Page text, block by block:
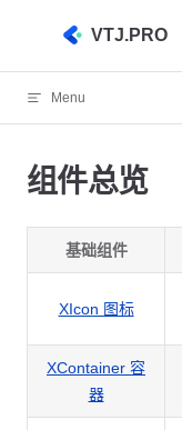
Skip to contentVTJ.PRO
Menu
组件总览
基础组件
XIcon 图标
XContainer 容
器